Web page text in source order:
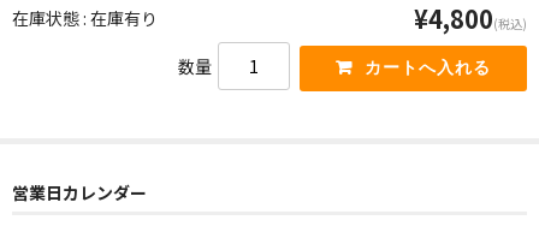
送料
在庫状態 : 在庫有り ¥4,800(税込)
数量
営業日カレンダー